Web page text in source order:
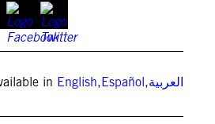
in English,Español,العربية